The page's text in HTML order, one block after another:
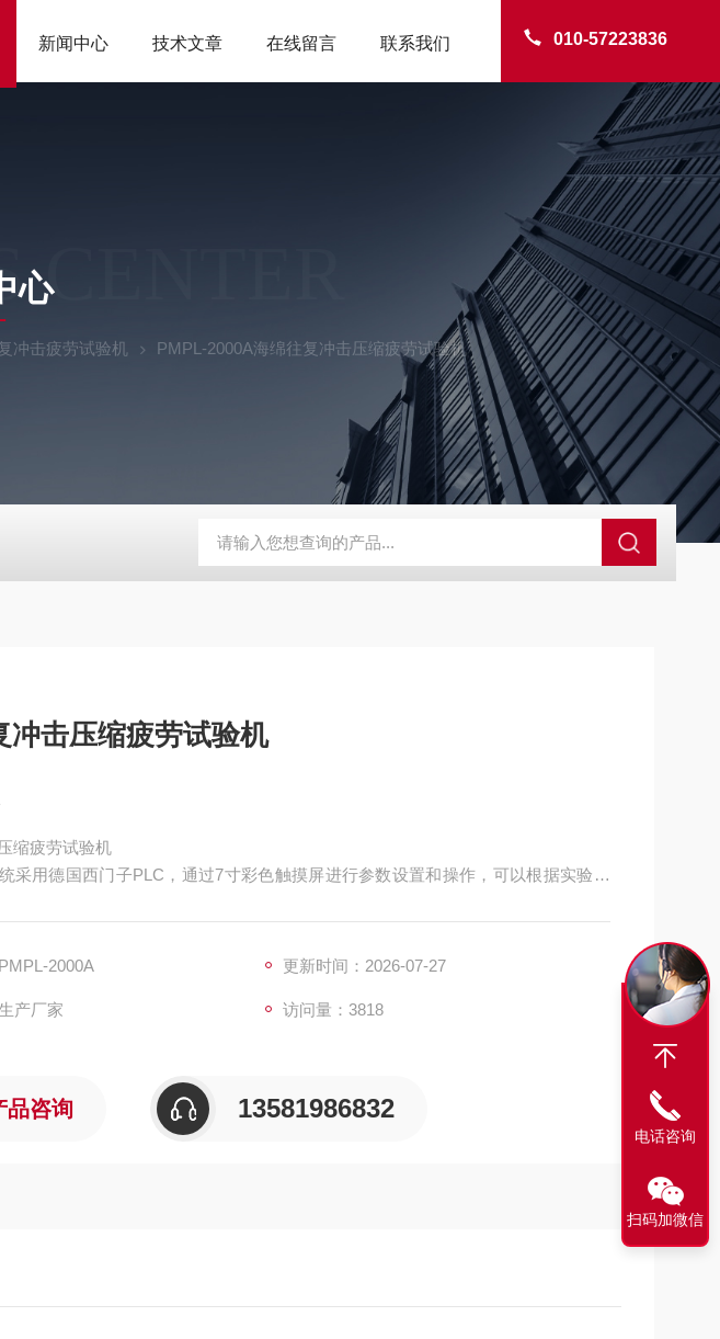
010-57223836
新闻中心 技术文章 在线留言 联系我们
CENTER
心
冲击疲劳试验机 PMPL-2000A海绵往复冲击压缩疲劳试验机
电压击穿试验仪-微机控制 GCDDJ-50Kv绝缘材料电压击穿强度试验机 GCDDJ-100Kv
冲击压缩疲劳试验机
缩疲劳试验机
采用德国西门子PLC，通过7寸彩色触摸屏进行参数设置和操作，可以根据实验需
验完成后，具有报警提示！
2000A 更新时间：2026-07-27
产厂家 访问量：3818
品咨询 13581986832
电话咨询
扫码加微信